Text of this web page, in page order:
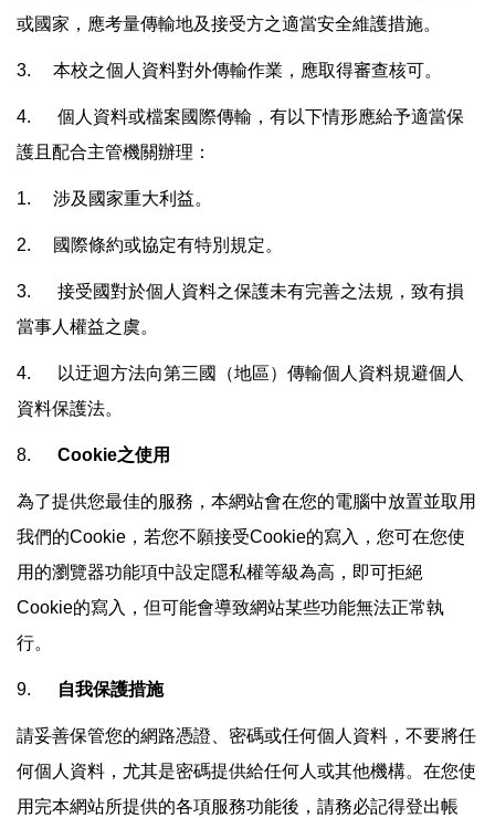
或國家，應考量傳輸地及接受方之適當安全維護措施。
3. 本校之個人資料對外傳輸作業，應取得審查核可。
4. 個人資料或檔案國際傳輸，有以下情形應給予適當保
護且配合主管機關辦理：
1. 涉及國家重大利益。
2. 國際條約或協定有特別規定。
3. 接受國對於個人資料之保護未有完善之法規，致有損
當事人權益之虞。
4. 以迂迴方法向第三國（地區）傳輸個人資料規避個人
資料保護法。
8. Cookie之使用
為了提供您最佳的服務，本網站會在您的電腦中放置並取用
我們的Cookie，若您不願接受Cookie的寫入，您可在您使
用的瀏覽器功能項中設定隱私權等級為高，即可拒絕
Cookie的寫入，但可能會導致網站某些功能無法正常執
行。
9. 自我保護措施
請妥善保管您的網路憑證、密碼或任何個人資料，不要將任
何個人資料，尤其是密碼提供給任何人或其他機構。在您使
用完本網站所提供的各項服務功能後，請務必記得登出帳